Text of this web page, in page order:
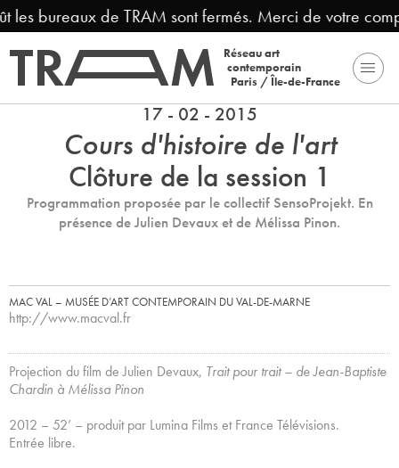
bureaux de TRAM sont fermés. Merci de votre
Réseau art
contemporain
Paris / Île-de-France
17 - 02 - 2015
Cours d'histoire de l'art
Clôture de la session 1
Programmation proposée par le collectif SensoProjekt. En
présence de Julien Devaux et de Mélissa Pinon.
MAC VAL – MUSÉE D’ART CONTEMPORAIN DU VAL-DE-MARNE
http://www.macval.fr
Projection du film de Julien Devaux, Trait pour trait – de Jean-Baptiste
Chardin à Mélissa Pinon
2012 – 52’ – produit par Lumina Films et France Télévisions.
Entrée libre.